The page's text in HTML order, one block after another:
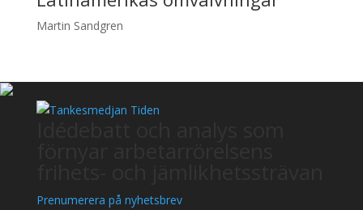
Martin Sandgren
Prenumerera på nyhetsbrev